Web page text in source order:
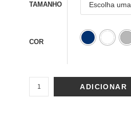
TAMANHO
COR
ADICIONAR